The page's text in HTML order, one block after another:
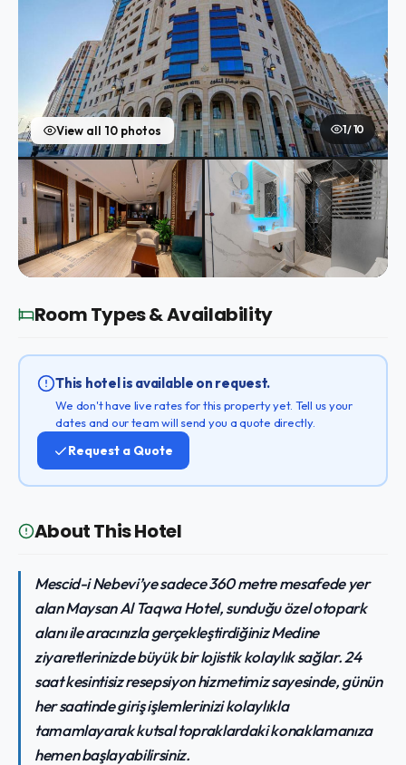
View all 10 photos 1 / 10
Room Types & Availability
This hotel is available on request.
We don't have live rates for this property yet. Tell us your
dates and our team will send you a quote directly.
Request a Quote
About This Hotel
Mescid-i Nebevi’ye sadece 360 metre mesafede yer
alan Maysan Al Taqwa Hotel, sunduğu özel otopark
alanı ile aracınızla gerçekleştirdiğiniz Medine
ziyaretlerinizde büyük bir lojistik kolaylık sağlar. 24
saat kesintisiz resepsiyon hizmetimiz sayesinde, günün
her saatinde giriş işlemlerinizi kolaylıkla
tamamlayarak kutsal topraklardaki konaklamanıza
hemen başlayabilirsiniz.